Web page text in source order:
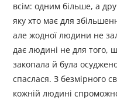
всім: одним більше, а
яку хто має для
але жодної людини не
дає людині не для того,
закопала й була
спаслася. З безмірного
кожній людині